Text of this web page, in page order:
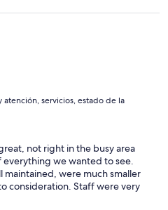
atención, servicios, estado de la
not right in the busy area
we wanted to see.
were much smaller
consideration. Staff were very